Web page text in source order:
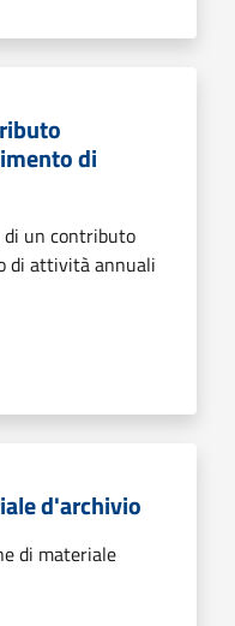
di
di un contributo
di attività annuali
d'archivio
di materiale